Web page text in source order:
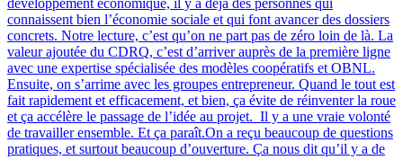
développement économique, il y a déjà des personnes qui
connaissent bien l’économie sociale et qui font avancer des dossiers
concrets. Notre lecture, c’est qu’on ne part pas de zéro loin de là. La
valeur ajoutée du CDRQ, c’est d’arriver auprès de la première ligne
avec une expertise spécialisée des modèles coopératifs et OBNL.
Ensuite, on s’arrime avec les groupes entrepreneur. Quand le tout est
fait rapidement et efficacement, et bien, ça évite de réinventer la roue
et ça accélère le passage de l’idée au projet. Il y a une vraie volonté
de travailler ensemble. Et ça paraît.On a reçu beaucoup de questions
pratiques, et surtout beaucoup d’ouverture. Ça nous dit qu’il y a de